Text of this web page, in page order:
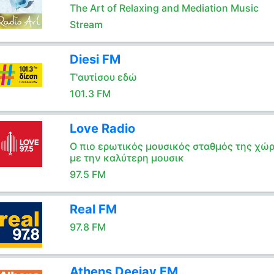
The Art of Relaxing and Mediation Music
Stream
Diesi FM
Τ'αυτίσου εδώ
101.3 FM
Love Radio
Ο πιο ερωτικός μουσικός σταθμός της
με την καλύτερη μουσικ
97.5 FM
Real FM
97.8 FM